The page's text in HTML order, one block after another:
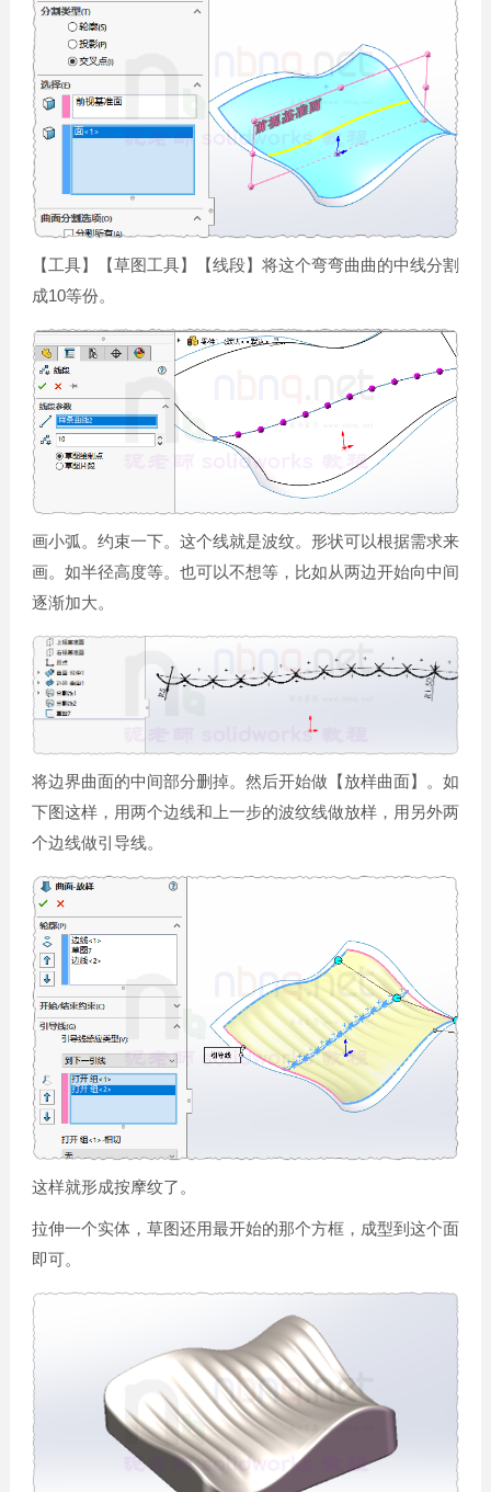
【工具】【草图工具】【线段】将这个弯弯曲曲的中线分割
成10等份。
画小弧。约束一下。这个线就是波纹。形状可以根据需求来
画。如半径高度等。也可以不想等，比如从两边开始向中间
逐渐加大。
将边界曲面的中间部分删掉。然后开始做【放样曲面】。如
下图这样，用两个边线和上一步的波纹线做放样，用另外两
个边线做引导线。
这样就形成按摩纹了。
拉伸一个实体，草图还用最开始的那个方框，成型到这个面
即可。